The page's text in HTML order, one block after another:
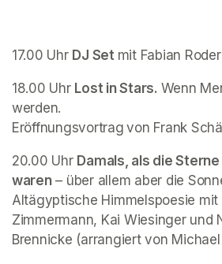
17.00 Uhr DJ Set mit Fabian
18.00 Uhr Lost in Stars. Wenn
werden.
Eröffnungsvortrag von Frank
20.00 Uhr Damals, als die
waren – über allem aber die
Altägyptische Himmelspoesie mit
Zimmermann, Kai Wiesinger und
Brennicke (arrangiert von Michael